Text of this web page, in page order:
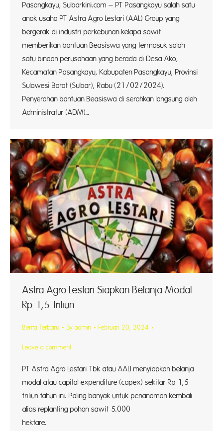
Pasangkayu, Sulbarkini.com – PT Pasangkayu salah satu
anak usaha PT Astra Agro Lestari (AAL) Group yang
bergerak di industri perkebunan kelapa sawit
memberikan bantuan Beasiswa yang termasuk salah
satu binaan perusahaan yang berada di Desa Ako,
Kecamatan Pasangkayu, Kabupaten Pasangkayu, Provinsi
Sulawesi Barat (Sulbar), Rabu (21/02/2024).
Penyerahan bantuan Beasiswa di serahkan langsung oleh
Administratur (ADM)…
Astra Agro Lestari Siapkan Belanja Modal
Rp 1,5 Triliun
Berita Terbaru By admin Februari 20, 2024
Leave a comment
PT Astra Agro Lestari Tbk atau AALI menyiapkan belanja
modal atau capital expenditure (capex) sekitar Rp 1,5
triliun tahun ini. Paling banyak untuk penanaman kembali
alias replanting pohon sawit 5.000